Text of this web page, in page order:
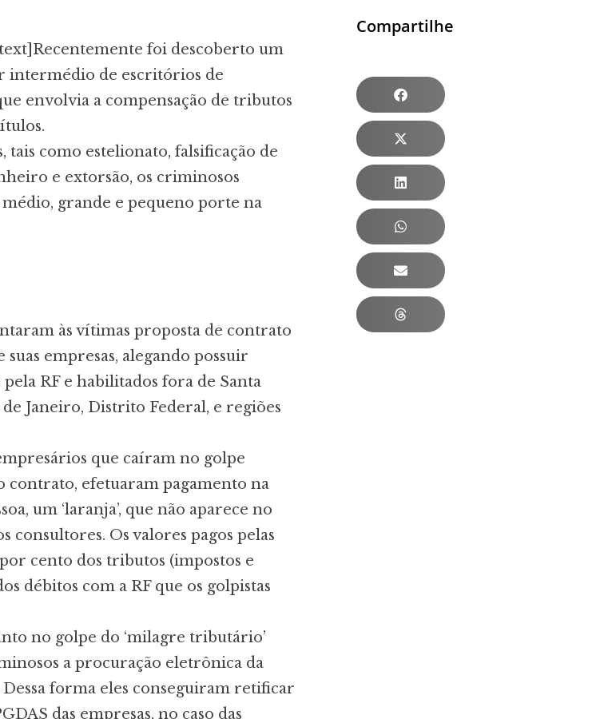
foi descoberto um
intermédio de escritórios de
envolvia a compensação de tributos
como estelionato, falsificação de
e extorsão, os criminosos
grande e pequeno porte na
às vítimas proposta de contrato
empresas, alegando possuir
RF e habilitados fora de Santa
Janeiro, Distrito Federal, e regiões
que caíram no golpe
contrato, efetuaram pagamento na
um ‘laranja’, que não aparece no
consultores. Os valores pagos pelas
cento dos tributos (impostos e
débitos com a RF que os golpistas
no golpe do ‘milagre tributário’
a procuração eletrônica da
Dessa forma eles conseguiram retificar
das empresas, no caso das
Compartilhe